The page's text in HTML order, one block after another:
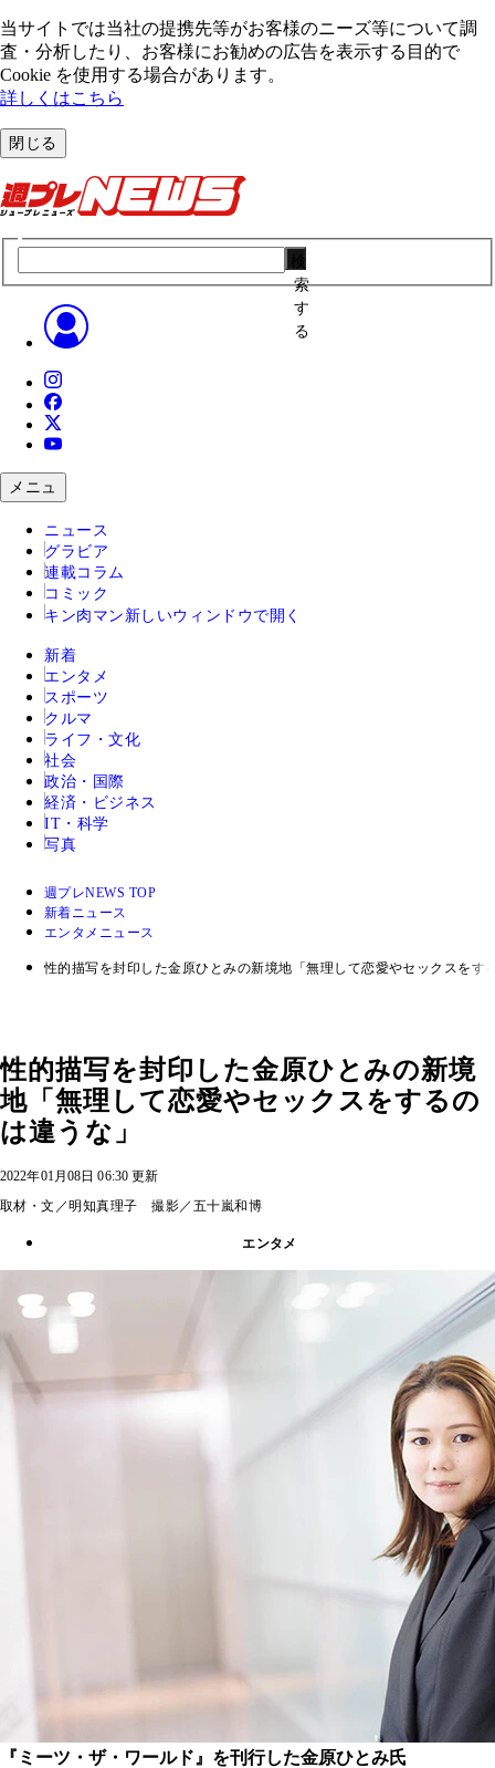
当サイトでは当社の提携先等がお客様のニーズ等について調
査・分析したり、お客様にお勧めの広告を表⽰する⽬的で
Cookie を使⽤する場合があります。
詳しくはこちら
閉じる
索
す
る
メニュ
ニュース
グラビア
連載コラム
コミック
キン肉マン 新しいウィンドウで開く
新着
エンタメ
スポーツ
クルマ
ライフ・文化
社会
政治・国際
経済・ビジネス
IT・科学
写真
週プレNEWS TOP
新着ニュース
エンタメニュース
性的描写を封印した金原ひとみの新境地「無理して恋愛やセックスをす
性的描写を封印した金原ひとみの新境
地「無理して恋愛やセックスをするの
は違うな」
2022年01月08日 06:30 更新
取材・文／明知真理子 撮影／五十嵐和博
エンタメ
『ミーツ・ザ・ワールド』を刊行した金原ひとみ氏